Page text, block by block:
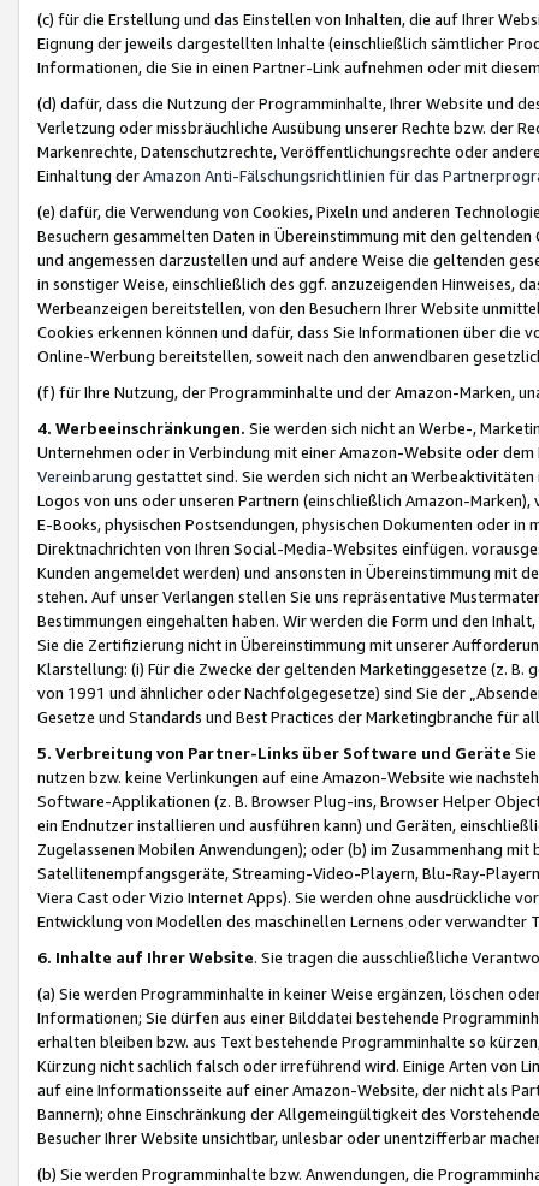
(c) für die Erstellung und das Einstellen von Inhalten, die auf Ihrer
Eignung der jeweils dargestellten Inhalte (einschließlich sämtlicher
Informationen, die Sie in einen Partner-Link aufnehmen oder mit
(d) dafür, dass die Nutzung der Programminhalte, Ihrer Website und
Verletzung oder missbräuchliche Ausübung unserer Rechte bzw. der
Markenrechte, Datenschutzrechte, Veröffentlichungsrechte oder
Einhaltung derAmazon Anti-Fälschungsrichtlinien für das
(e) dafür, die Verwendung von Cookies, Pixeln und anderen
Besuchern gesammelten Daten in Übereinstimmung mit den
und angemessen darzustellen und auf andere Weise die geltenden
in sonstiger Weise, einschließlich des ggf. anzuzeigenden Hinweises,
Werbeanzeigen bereitstellen, von den Besuchern Ihrer Website
Cookies erkennen können und dafür, dass Sie Informationen über die
Online-Werbung bereitstellen, soweit nach den anwendbaren
(f) für Ihre Nutzung, der Programminhalte und der Amazon-Marken,
4. Werbeeinschränkungen. Sie werden sich nicht an Werbe-,
Unternehmen oder in Verbindung mit einer Amazon-Website oder
Vereinbarung gestattet sind. Sie werden sich nicht an
Logos von uns oder unseren Partnern (einschließlich Amazon-
E-Books, physischen Postsendungen, physischen Dokumenten oder in
Direktnachrichten von Ihren Social-Media-Websites einfügen.
Kunden angemeldet werden) und ansonsten in Übereinstimmung mit
stehen. Auf unser Verlangen stellen Sie uns repräsentative
Bestimmungen eingehalten haben. Wir werden die Form und den
Sie die Zertifizierung nicht in Übereinstimmung mit unserer
Klarstellung: (i) Für die Zwecke der geltenden Marketinggesetze (z. B.
von 1991 und ähnlicher oder Nachfolgegesetze) sind Sie der
Gesetze und Standards und Best Practices der Marketingbranche für
5. Verbreitung von Partner-Links über Software und Geräte
nutzen bzw. keine Verlinkungen auf eine Amazon-Website wie
Software-Applikationen (z. B. Browser Plug-ins, Browser Helper
ein Endnutzer installieren und ausführen kann) und Geräten,
Zugelassenen Mobilen Anwendungen); oder (b) im Zusammenhang
Satellitenempfangsgeräte, Streaming-Video-Playern, Blu-Ray-
Viera Cast oder Vizio Internet Apps). Sie werden ohne ausdrückliche
Entwicklung von Modellen des maschinellen Lernens oder
6. Inhalte auf Ihrer Website. Sie tragen die ausschließliche
(a) Sie werden Programminhalte in keiner Weise ergänzen, löschen
Informationen; Sie dürfen aus einer Bilddatei bestehende
erhalten bleiben bzw. aus Text bestehende Programminhalte so
Kürzung nicht sachlich falsch oder irreführend wird. Einige Arten von
auf eine Informationsseite auf einer Amazon-Website, der nicht als
Bannern); ohne Einschränkung der Allgemeingültigkeit des
Besucher Ihrer Website unsichtbar, unlesbar oder unentzifferbar
(b) Sie werden Programminhalte bzw. Anwendungen, die